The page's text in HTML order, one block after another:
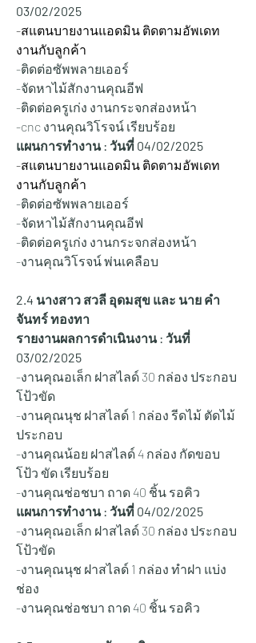
03/02/2025
-สแตนบายงานแอดมิน ติดตามอัพเดท
งานกับลูกค้า
-ติดต่อซัพพลายเออร์
-จัดหาไม้สักงานคุณอีฟ
-ติดต่อครูเก่ง งานกระจกส่องหน้า
-cnc งานคุณวิโรจน์ เรียบร้อย
แผนการทำงาน : วันที่ 04/02/2025
-สแตนบายงานแอดมิน ติดตามอัพเดท
งานกับลูกค้า
-ติดต่อซัพพลายเออร์
-จัดหาไม้สักงานคุณอีฟ
-ติดต่อครูเก่ง งานกระจกส่องหน้า
-งานคุณวิโรจน์ พ่นเคลือบ
2.4 นางสาว สวลี อุดมสุข และ นาย คำ
จันทร์ ทองทา
รายงานผลการดำเนินงาน : วันที่
03/02/2025
-งานคุณอเล็ก ฝาสไลด์ 30 กล่อง ประกอบ
โป้วขัด
-งานคุณนุช ฝาสไลด์ 1 กล่อง รีดไม้ ตัดไม้
ประกอบ
-งานคุณน้อย ฝาสไลด์ 4 กล่อง กัดขอบ
โป้ว ขัด เรียบร้อย
-งานคุณช่อชบา ถาด 40 ชิ้น รอคิว
แผนการทำงาน : วันที่ 04/02/2025
-งานคุณอเล็ก ฝาสไลด์ 30 กล่อง ประกอบ
โป้วขัด
-งานคุณนุช ฝาสไลด์ 1 กล่อง ทำฝา แบ่ง
ช่อง
-งานคุณช่อชบา ถาด 40 ชิ้น รอคิว